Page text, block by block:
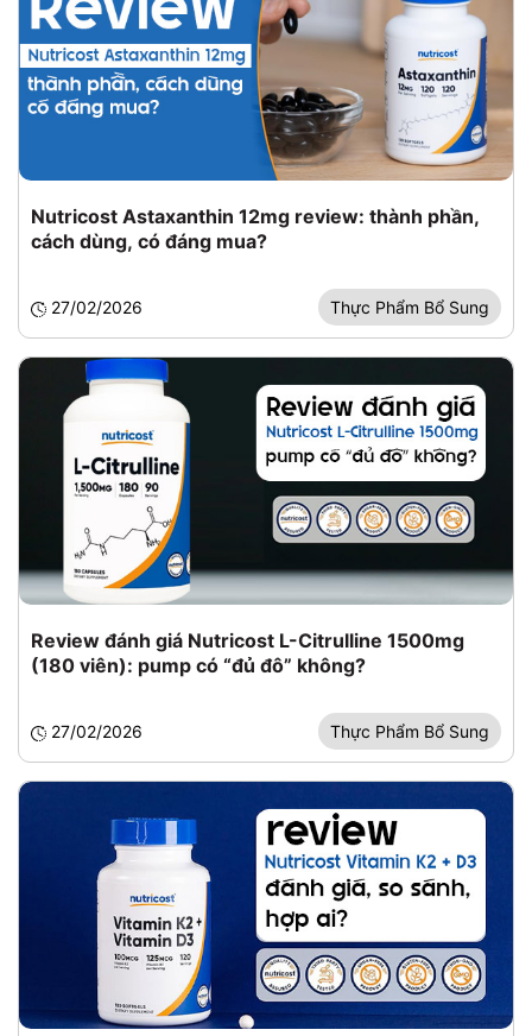
Nutricost Astaxanthin 12mg review: thành phần,
cách dùng, có đáng mua?
27/02/2026 Thực Phẩm Bổ Sung
Review đánh giá Nutricost L-Citrulline 1500mg
(180 viên): pump có “đủ đô” không?
27/02/2026 Thực Phẩm Bổ Sung